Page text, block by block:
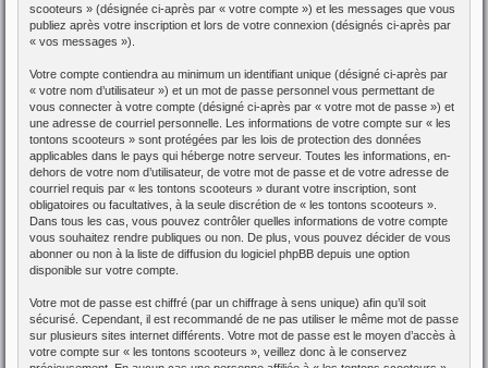
scooteurs » (désignée ci-après par « votre compte ») et les messages que vous
publiez après votre inscription et lors de votre connexion (désignés ci-après par
« vos messages »).
Votre compte contiendra au minimum un identifiant unique (désigné ci-après par
« votre nom d’utilisateur ») et un mot de passe personnel vous permettant de
vous connecter à votre compte (désigné ci-après par « votre mot de passe ») et
une adresse de courriel personnelle. Les informations de votre compte sur « les
tontons scooteurs » sont protégées par les lois de protection des données
applicables dans le pays qui héberge notre serveur. Toutes les informations, en-
dehors de votre nom d’utilisateur, de votre mot de passe et de votre adresse de
courriel requis par « les tontons scooteurs » durant votre inscription, sont
obligatoires ou facultatives, à la seule discrétion de « les tontons scooteurs ».
Dans tous les cas, vous pouvez contrôler quelles informations de votre compte
vous souhaitez rendre publiques ou non. De plus, vous pouvez décider de vous
abonner ou non à la liste de diffusion du logiciel phpBB depuis une option
disponible sur votre compte.
Votre mot de passe est chiffré (par un chiffrage à sens unique) afin qu’il soit
sécurisé. Cependant, il est recommandé de ne pas utiliser le même mot de passe
sur plusieurs sites internet différents. Votre mot de passe est le moyen d’accès à
votre compte sur « les tontons scooteurs », veillez donc à le conservez